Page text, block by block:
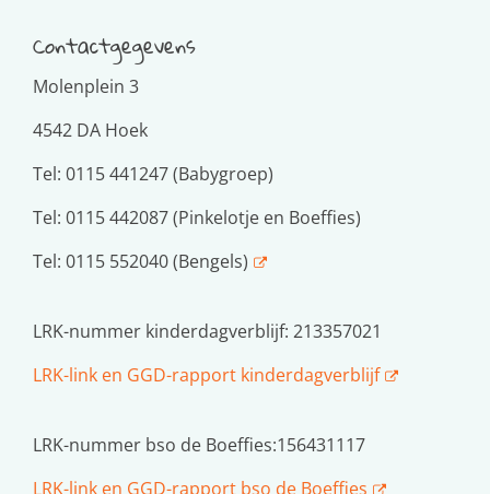
Contactgegevens
Molenplein 3
4542 DA Hoek
Tel: 0115 441247 (Babygroep)
Tel: 0115 442087 (Pinkelotje en Boeffies)
Tel: 0115 552040 (Bengels)
LRK-nummer kinderdagverblijf: 213357021
LRK-link en GGD-rapport kinderdagverblijf
LRK-nummer bso de Boeffies:156431117
LRK-link en GGD-rapport bso de Boeffies